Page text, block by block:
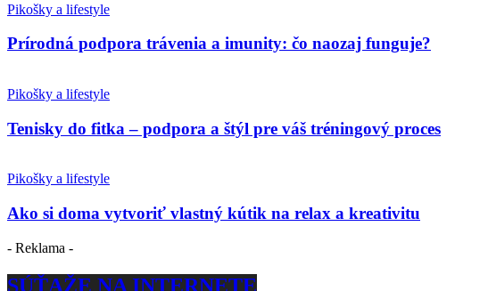
Pikošky a lifestyle
Prírodná podpora trávenia a imunity: čo naozaj funguje?
Pikošky a lifestyle
Tenisky do fitka – podpora a štýl pre váš tréningový proces
Pikošky a lifestyle
Ako si doma vytvoriť vlastný kútik na relax a kreativitu
- Reklama -
SÚŤAŽE NA INTERNETE